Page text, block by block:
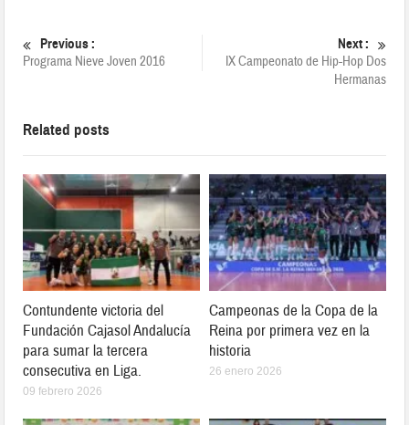
Previous :
Programa Nieve Joven 2016
Next :
IX Campeonato de Hip-Hop Dos
Hermanas
Related posts
Contundente victoria del
Fundación Cajasol Andalucía
para sumar la tercera
consecutiva en Liga.
09 febrero 2026
Campeonas de la Copa de la
Reina por primera vez en la
historia
26 enero 2026